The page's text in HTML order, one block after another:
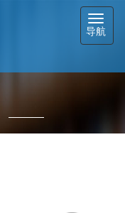
切
换
导
导航